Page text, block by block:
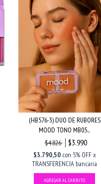
(HB576-3) DUO DE RUBORES
MOOD TONO MB05...
$4.826
$3.990
$3.790,50 con 5% OFF x
TRANSFERENCIA bancaria